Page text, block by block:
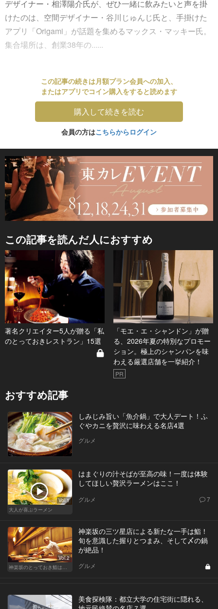
デザイナー・相澤陽介氏が、ぜひ一緒に飲みたいと声を掛
けたのは、空間デザイナー・谷川じゅんじ氏と、手掛けた
アプリ「Origami」が話題を集めるマックス・マッキー氏。
集合場所は、創業38年の......
この記事の続きは月額プラン会員への加入、
またはアプリでコイン購入をすると読めます
購入して続きを読む
会員の方はこちらからログイン
この記事を読んだ人におすすめ
著名クリエイター5人が贈る「私
のとっておきレストラン」15選
「モエ・エ・シャンドン」が贈
る、2026年夏の特別なプロモー
ション。極上のシャンパンを味
わえる厳選店舗を一挙紹介！
PR
おすすめ記事
しみじみ旨い「魚介鍋」で大人デート！ふ
ぐやカニを贅沢に味わえる名店4選
グルメ
Vol.1
大人が喜ぶラーメン
はまぐりの汁そばが至高の味！一度は体験
してほしい贅沢ラーメンはここ！
グルメ 7
Vol.2
神楽坂のとっておき鮨は、ふたりだけの秘密
神楽坂の三ツ星店による新たな一手は鮨！
旬を意識した握りとつまみ、そして〆の鍋
が絶品！
グルメ
美食探検隊：都立大学の住宅街に隠れる、